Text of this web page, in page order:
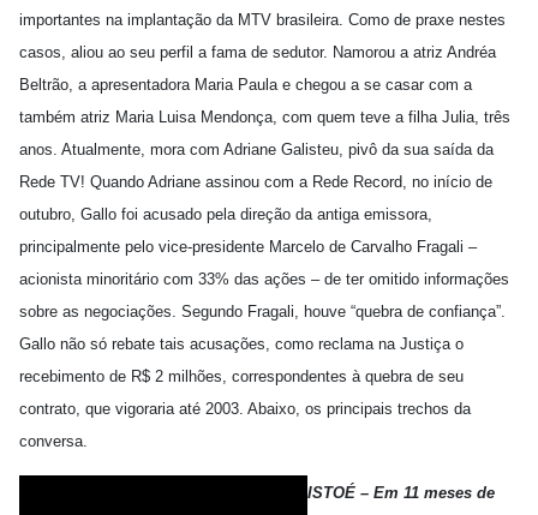
importantes na implantação da MTV brasileira. Como de praxe nestes
casos, aliou ao seu perfil a fama de sedutor. Namorou a atriz Andréa
Beltrão, a apresentadora Maria Paula e chegou a se casar com a
também atriz Maria Luisa Mendonça, com quem teve a filha Julia, três
anos. Atualmente, mora com Adriane Galisteu, pivô da sua saída da
Rede TV! Quando Adriane assinou com a Rede Record, no início de
outubro, Gallo foi acusado pela direção da antiga emissora,
principalmente pelo vice-presidente Marcelo de Carvalho Fragali –
acionista minoritário com 33% das ações – de ter omitido informações
sobre as negociações. Segundo Fragali, houve “quebra de confiança”.
Gallo não só rebate tais acusações, como reclama na Justiça o
recebimento de R$ 2 milhões, correspondentes à quebra de seu
contrato, que vigoraria até 2003. Abaixo, os principais trechos da
conversa.
ISTOÉ – Em 11 meses de